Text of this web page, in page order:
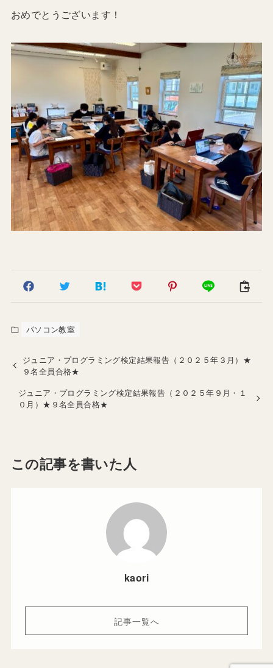
おめでとうございます！
パソコン教室
ジュニア・プログラミング検定結果報告（２０２５年３月）★
９名全員合格★
ジュニア・プログラミング検定結果報告（２０２５年９月・１
０月）★９名全員合格★
この記事を書いた人
kaori
記事一覧へ